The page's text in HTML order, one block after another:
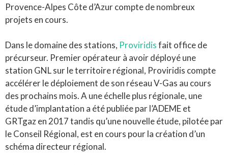
Provence-Alpes Côte d’Azur compte de nombreux
projets en cours.
Dans le domaine des stations, Proviridisfait office de
précurseur. Premier opérateur à avoir déployé une
station GNL sur le territoire régional, Proviridis compte
accélérer le déploiement de son réseau V-Gas au cours
des prochains mois. A une échelle plus régionale, une
étude d’implantation a été publiée par l’ADEME et
GRTgaz en 2017 tandis qu’une nouvelle étude, pilotée par
le Conseil Régional, est en cours pour la création d’un
schéma directeur régional.